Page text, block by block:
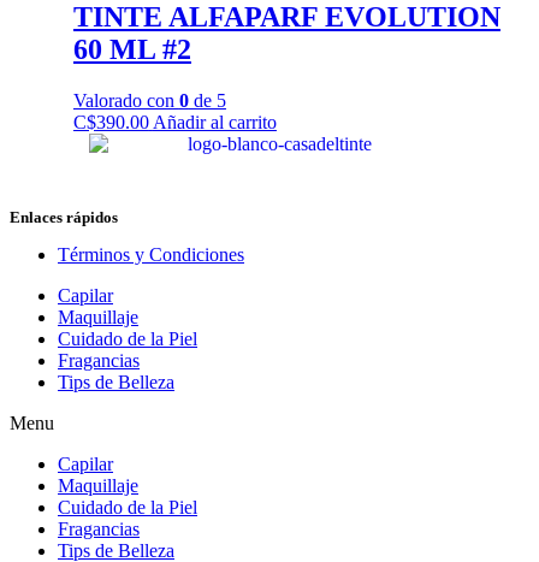
TINTE ALFAPARF EVOLUTION
60 ML #2
Valorado con 0de 5
C$390.00 Añadir al carrito
Enlaces rápidos
Términos y Condiciones
Capilar
Maquillaje
Cuidado de la Piel
Fragancias
Tips de Belleza
Menu
Capilar
Maquillaje
Cuidado de la Piel
Fragancias
Tips de Belleza